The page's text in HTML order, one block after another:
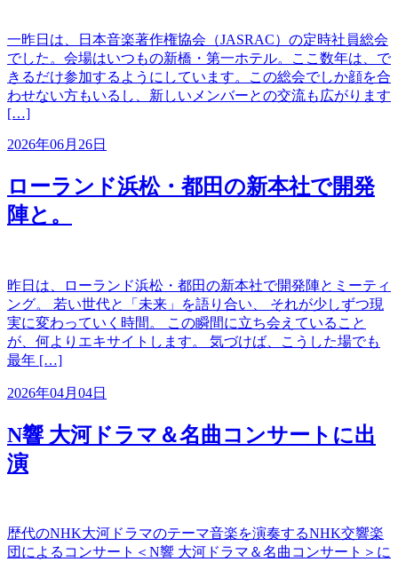
一昨日は、日本音楽著作権協会（JASRAC）の定時社員総会
でした。会場はいつもの新橋・第一ホテル。ここ数年は、で
きるだけ参加するようにしています。この総会でしか顔を合
わせない方もいるし、新しいメンバーとの交流も広がります
[…]
2026年06月26日
ローランド浜松・都田の新本社で開発
陣と。
昨日は、ローランド浜松・都田の新本社で開発陣とミーティ
ング。 若い世代と「未来」を語り合い、 それが少しずつ現
実に変わっていく時間。 この瞬間に立ち会えていること
が、何よりエキサイトします。 気づけば、こうした場でも
最年 […]
2026年04月04日
N響 大河ドラマ＆名曲コンサートに出
演
歴代のNHK大河ドラマのテーマ音楽を演奏するNHK交響楽
団によるコンサート＜N響 大河ドラマ＆名曲コンサート＞に